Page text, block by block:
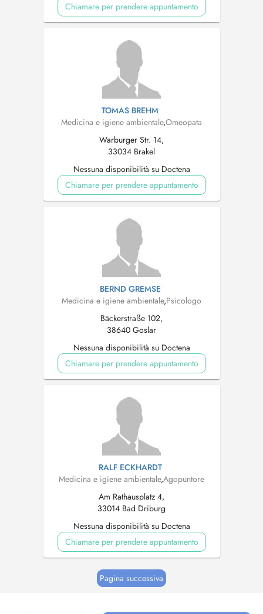
Chiamare per prendere appuntamento
TOMAS BREHM
Medicina e igiene ambientale,Omeopata
Warburger Str. 14,
33034 Brakel
Nessuna disponibilità su Doctena
Chiamare per prendere appuntamento
BERND GREMSE
Medicina e igiene ambientale,Psicologo
Bäckerstraße 102,
38640 Goslar
Nessuna disponibilità su Doctena
Chiamare per prendere appuntamento
RALF ECKHARDT
Medicina e igiene ambientale,Agopuntore
Am Rathausplatz 4,
33014 Bad Driburg
Nessuna disponibilità su Doctena
Chiamare per prendere appuntamento
Pagina successiva